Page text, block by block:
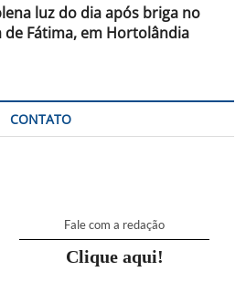
luz do dia após briga no
de Fátima, em Hortolândia
CONTATO
Fale com a redação
Clique aqui!